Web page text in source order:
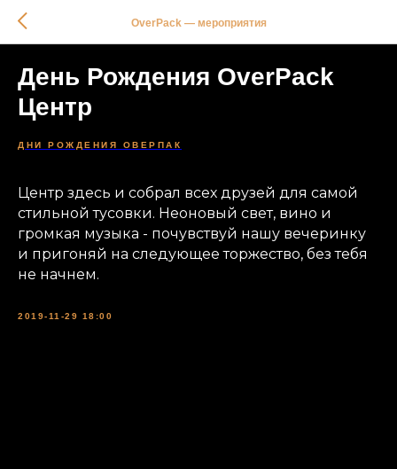
OverPack — мероприятия
День Рождения OverPack
Центр
ДНИ РОЖДЕНИЯ ОВЕРПАК
Центр здесь и собрал всех друзей для самой
стильной тусовки. Неоновый свет, вино и
громкая музыка - почувствуй нашу вечеринку
и пригоняй на следующее торжество, без тебя
не начнем.
2019-11-29 18:00